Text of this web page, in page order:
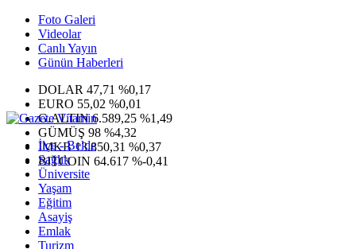
Foto Galeri
Videolar
Canlı Yayın
Günün Haberleri
DOLAR 47,71 %0,17
EURO 55,02 %0,01
G.ALTIN6.589,25 %1,49
GÜMÜŞ 98 %4,32
IMKB13.850,31 %0,37
BITCOIN 64.617 %-0,41
İlçe - Belde
Sağlık
Üniversite
Yaşam
Eğitim
Asayiş
Emlak
Turizm